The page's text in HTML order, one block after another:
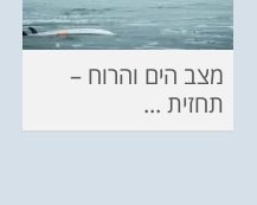
מצב הים והרוח –
תחזית ...